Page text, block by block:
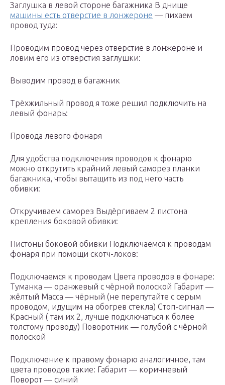
Заглушка в левой стороне багажника В днище
машины есть отверстие в лонжероне — пихаем
провод туда:
Проводим провод через отверстие в лонжероне и
ловим его из отверстия заглушки:
Выводим провод в багажник
Трёхжильный провод я тоже решил подключить на
левый фонарь:
Провода левого фонаря
Для удобства подключения проводов к фонарю
можно открутить крайний левый саморез планки
багажника, чтобы вытащить из под него часть
обивки:
Откручиваем саморез Выдёргиваем 2 пистона
крепления боковой обивки:
Пистоны боковой обивки Подключаемся к проводам
фонаря при помощи скотч-локов:
Подключаемся к проводам Цвета проводов в фонаре:
Туманка — оранжевый с чёрной полоской Габарит —
жёлтый Масса — чёрный (не перепутайте с серым
проводом, идущим на обогрев стекла) Стоп-сигнал —
Красный ( там их 2, лучше подключаться к более
толстому проводу) Поворотник — голубой с чёрной
полоской
Подключение к правому фонарю аналогичное, там
цвета проводов такие: Габарит — коричневый
Поворот — синий